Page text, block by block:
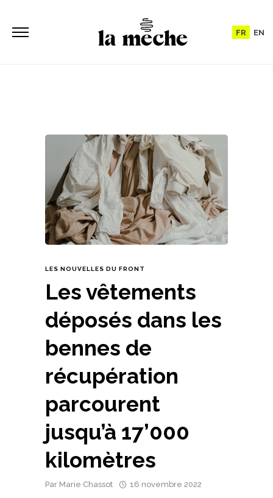
FR EN
LES NOUVELLES DU FRONT
Les vêtements
déposés dans les
bennes de
récupération
parcourent
jusqu’à 17’000
kilomètres
Par Marie Chassot 16 novembre 2022